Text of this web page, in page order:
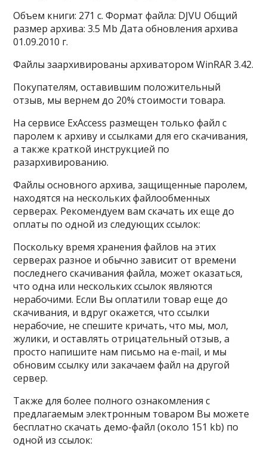
Объем книги: 271 с. Формат файла: DJVU Общий
размер архива: 3.5 Mb Дата обновления архива
01.09.2010 г.
Файлы заархивированы архиватором WinRAR 3.42.
Покупателям, оставившим положительный
отзыв, мы вернем до 20% стоимости товара.
На сервисе ExAccess размещен только файл с
паролем к архиву и ссылками для его скачивания,
а также краткой инструкцией по
разархивированию.
Файлы основного архива, защищенные паролем,
находятся на нескольких файлообменных
серверах. Рекомендуем вам скачать их еще до
оплаты по одной из следующих ссылок:
Поскольку время хранения файлов на этих
серверах разное и обычно зависит от времени
последнего скачивания файла, может оказаться,
что одна или нескольких ссылок являются
нерабочими. Если Вы оплатили товар еще до
скачивания, и вдруг окажется, что ссылки
нерабочие, не спешите кричать, что мы, мол,
жулики, и оставлять отрицательный отзыв, а
просто напишите нам письмо на e-mail, и мы
обновим ссылку или закачаем файл на другой
сервер.
Также для более полного ознакомления с
предлагаемым электронным товаром Вы можете
бесплатно скачать демо-файл (около 151 kb) по
одной из ссылок: